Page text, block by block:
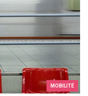
MOBILITÉ